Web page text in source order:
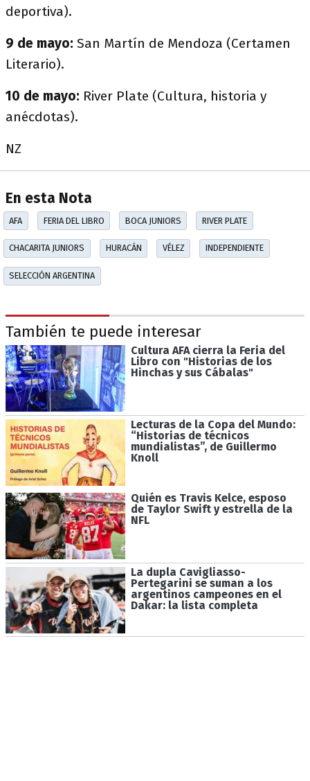
deportiva).
9 de mayo: San Martín de Mendoza (Certamen
Literario).
10 de mayo: River Plate (Cultura, historia y
anécdotas).
NZ
En esta Nota
AFA FERIA DEL LIBRO BOCA JUNIORS RIVER PLATE
CHACARITA JUNIORS HURACÁN VÉLEZ INDEPENDIENTE
SELECCIÓN ARGENTINA
También te puede interesar
Cultura AFA cierra la Feria del
Libro con "Historias de los
Hinchas y sus Cábalas"
Lecturas de la Copa del Mundo:
“Historias de técnicos
mundialistas”, de Guillermo
Knoll
Quién es Travis Kelce, esposo
de Taylor Swift y estrella de la
NFL
La dupla Cavigliasso-
Pertegarini se suman a los
argentinos campeones en el
Dakar: la lista completa